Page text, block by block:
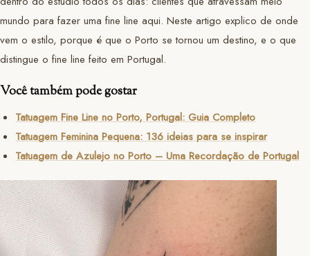
mundo para fazer uma fine line aqui. Neste artigo explico de onde
vem o estilo, porque é que o Porto se tornou um destino, e o que
distingue o fine line feito em Portugal.
Você também pode gostar
Tatuagem Fine Line no Porto, Portugal: Guia Completo
Tatuagem Feminina Pequena: 136 ideias para se inspirar
Tatuagem de Azulejo no Porto – Uma Recordação de Portugal